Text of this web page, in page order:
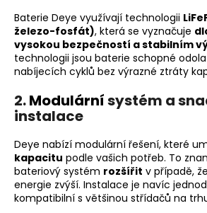
Baterie Deye využívají technologii
železo-fosfát), která se vyznačuje
vysokou bezpečností a stabilním
technologii jsou baterie schopné
nabíjecích cyklů bez výrazné ztráty
2.Modulárnísystém a
instalace
Deye nabízí modulární řešení, které
kapacitu podle vašich potřeb. To
bateriový systém rozšířit v případě,
energie zvýší. Instalace je navíc
kompatibilní s většinou střídačů na
HLEDAT
D
o
p
o
r
u
č